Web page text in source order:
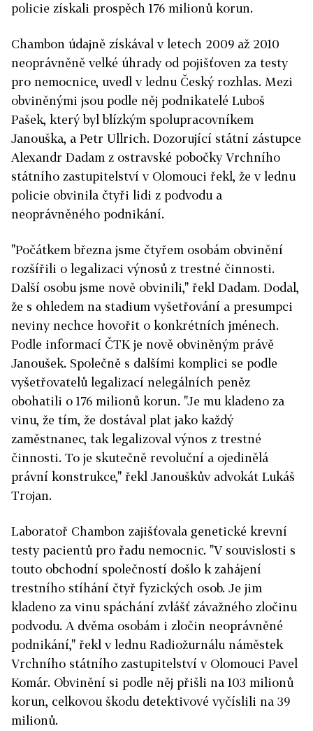
policie získali prospěch 176 milionů korun.
Chambon údajně získával v letech 2009 až 2010
neoprávněně velké úhrady od pojišťoven za testy
pro nemocnice, uvedl v lednu Český rozhlas. Mezi
obviněnými jsou podle něj podnikatelé Luboš
Pašek, který byl blízkým spolupracovníkem
Janouška, a Petr Ullrich. Dozorující státní zástupce
Alexandr Dadam z ostravské pobočky Vrchního
státního zastupitelství v Olomouci řekl, že v lednu
policie obvinila čtyři lidi z podvodu a
neoprávněného podnikání.
"Počátkem března jsme čtyřem osobám obvinění
rozšířili o legalizaci výnosů z trestné činnosti.
Další osobu jsme nově obvinili," řekl Dadam. Dodal,
že s ohledem na stadium vyšetřování a presumpci
neviny nechce hovořit o konkrétních jménech.
Podle informací ČTK je nově obviněným právě
Janoušek. Společně s dalšími komplici se podle
vyšetřovatelů legalizací nelegálních peněz
obohatili o 176 milionů korun. "Je mu kladeno za
vinu, že tím, že dostával plat jako každý
zaměstnanec, tak legalizoval výnos z trestné
činnosti. To je skutečně revoluční a ojedinělá
právní konstrukce," řekl Janouškův advokát Lukáš
Trojan.
Laboratoř Chambon zajišťovala genetické krevní
testy pacientů pro řadu nemocnic. "V souvislosti s
touto obchodní společností došlo k zahájení
trestního stíhání čtyř fyzických osob. Je jim
kladeno za vinu spáchání zvlášť závažného zločinu
podvodu. A dvěma osobám i zločin neoprávněné
podnikání," řekl v lednu Radiožurnálu náměstek
Vrchního státního zastupitelství v Olomouci Pavel
Komár. Obvinění si podle něj přišli na 103 milionů
korun, celkovou škodu detektivové vyčíslili na 39
milionů.